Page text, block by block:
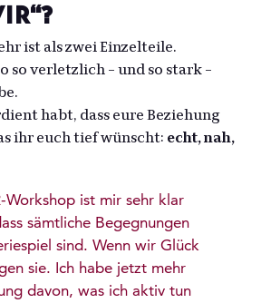
ist als zwei Einzelteile.
so verletzlich – und so stark –
habt, dass eure Beziehung
ihr euch tief wünscht: echt, nah,
Workshop ist mir sehr klar
sämtliche Begegnungen
sind. Wenn wir Glück
sie. Ich habe jetzt mehr
davon, was ich aktiv tun